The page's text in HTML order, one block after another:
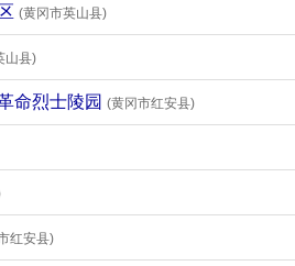
(黄冈市英山县)
山县)
命烈士陵园 (黄冈市红安县)
红安县)